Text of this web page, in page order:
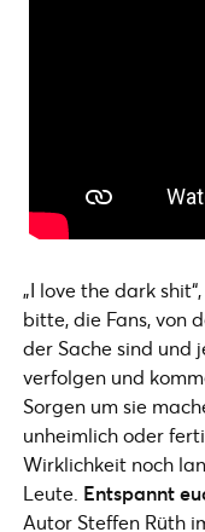
„I love the dark
bitte, die Fans, von
der Sache sind und
verfolgen und
Sorgen um sie
unheimlich oder
Wirklichkeit noch
Leute. Entspannt
Autor Steffen Rüth